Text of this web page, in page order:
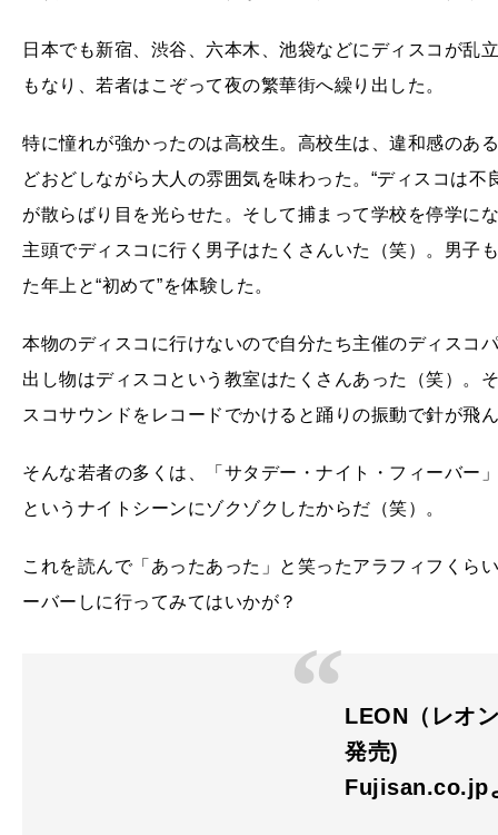
日本でも新宿、渋谷、六本木、池袋などにディスコが乱
もなり、若者はこぞって夜の繁華街へ繰り出した。
特に憧れが強かったのは高校生。高校生は、違和感のあ
どおどしながら大人の雰囲気を味わった。“ディスコは
が散らばり目を光らせた。そして捕まって学校を停学に
主頭でディスコに行く男子はたくさんいた（笑）。男子
た年上と“初めて”を体験した。
本物のディスコに行けないので自分たち主催のディスコ
出し物はディスコという教室はたくさんあった（笑）。
スコサウンドをレコードでかけると踊りの振動で針が飛
そんな若者の多くは、「サタデー・ナイト・フィーバー
というナイトシーンにゾクゾクしたからだ（笑）。
これを読んで「あったあった」と笑ったアラフィフくら
ーバーしに行ってみてはいかが？
LEON（レオ
発売)
Fujisan.co.jp